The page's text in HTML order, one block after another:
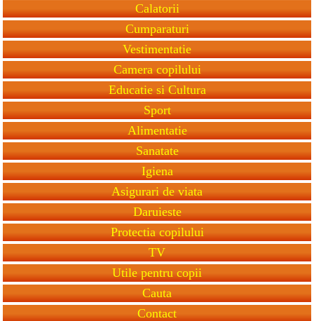
Calatorii
Cumparaturi
Vestimentatie
Camera copilului
Educatie si Cultura
Sport
Alimentatie
Sanatate
Igiena
Asigurari de viata
Daruieste
Protectia copilului
TV
Utile pentru copii
Cauta
Contact